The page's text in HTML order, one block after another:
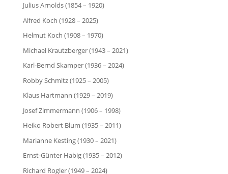
Julius Arnolds (1854 – 1920)
Alfred Koch (1928 – 2025)
Helmut Koch (1908 – 1970)
Michael Krautzberger (1943 – 2021)
Karl-Bernd Skamper (1936 – 2024)
Robby Schmitz (1925 – 2005)
Klaus Hartmann (1929 – 2019)
Josef Zimmermann (1906 – 1998)
Heiko Robert Blum (1935 – 2011)
Marianne Kesting (1930 – 2021)
Ernst-Günter Habig (1935 – 2012)
Richard Rogler (1949 – 2024)